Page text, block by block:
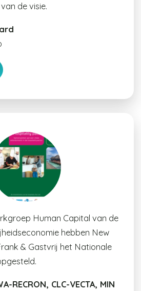
de visie.
Human Capital van de
hebben New
& Gastvrij het Nationale
RECRON, CLC-VECTA, MIN